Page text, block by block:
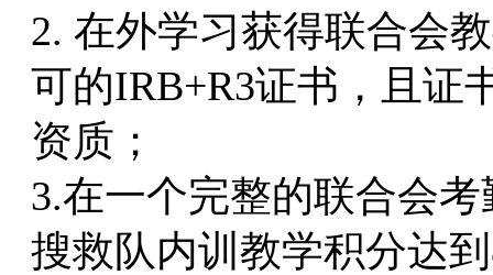
2. 在外学习获得联合会
可的IRB+R3证书，且证
资质；
3.在一个完整的联合会
搜救队内训教学积分达